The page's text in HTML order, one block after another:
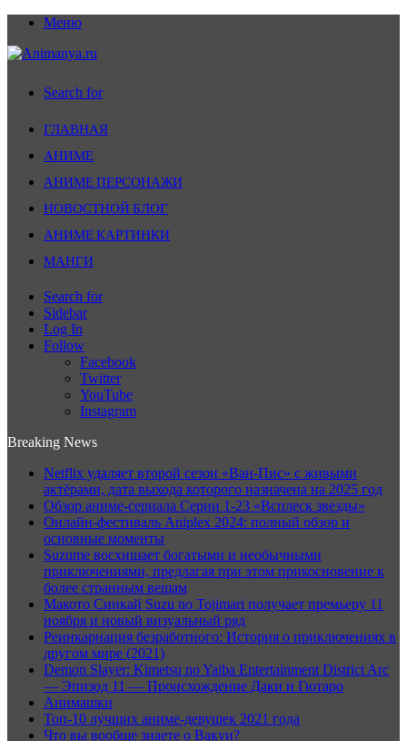
Меню
Search for
ГЛАВНАЯ
АНИМЕ
АНИМЕ ПЕРСОНАЖИ
НОВОСТНОЙ БЛОГ
АНИМЕ КАРТИНКИ
МАНГИ
Search for
Sidebar
Log In
Follow
Facebook
Twitter
YouTube
Instagram
Breaking News
Netflix удаляет второй сезон «Ван-Пис» с живыми
актёрами, дата выхода которого назначена на 2025 год
Обзор аниме-сериала Серии 1-23 «Всплеск звезды»
Онлайн-фестиваль Aniplex 2024: полный обзор и
основные моменты
Suzume восхищает богатыми и необычными
приключениями, предлагая при этом прикосновение к
более странным вещам
Макото Синкай Suzu no Tojimari получает премьеру 11
ноября и новый визуальный ряд
Реинкарнация безработного: История о приключениях в
другом мире (2021)
Demon Slayer: Kimetsu no Yaiba Entertainment District Arc
— Эпизод 11 — Происхождение Даки и Гютаро
Анимашки
Топ-10 лучших аниме-девушек 2021 года
Что вы вообще знаете о Вакуи?